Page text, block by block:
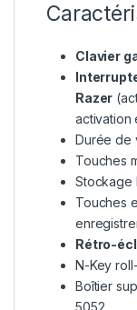
Clavier
Razer
activation
Durée de
Touches
Stockage
Touches
Rétro-
N-Key
Boîtier